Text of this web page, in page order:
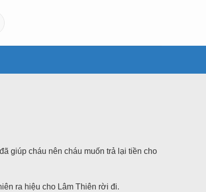
giúp cháu nên cháu muốn trả lại tiền cho
ra hiệu cho Lâm Thiên rời đi.